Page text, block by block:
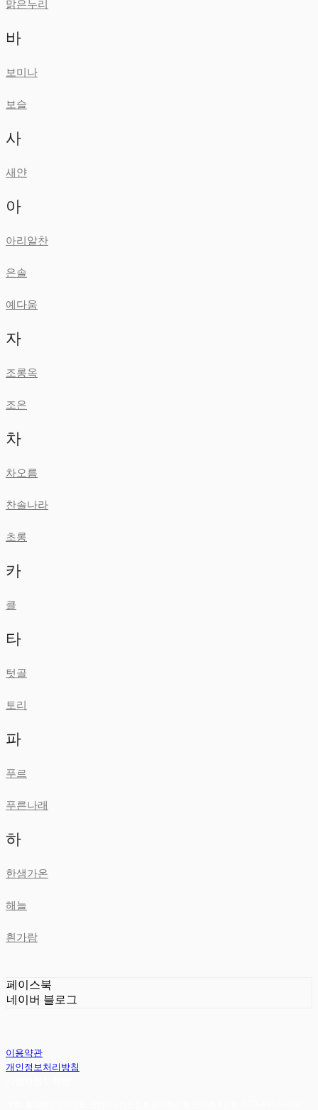
맑은누리
바
보미나
보슬
사
새얀
아
아리알찬
은솔
예다움
자
조롱옥
조은
차
차오름
찬솔나라
초롱
카
클
타
텃골
토리
파
푸르
푸른나래
하
한샘가온
해늘
흰가람
페이스북
네이버 블로그
이용약관
개인정보처리방침